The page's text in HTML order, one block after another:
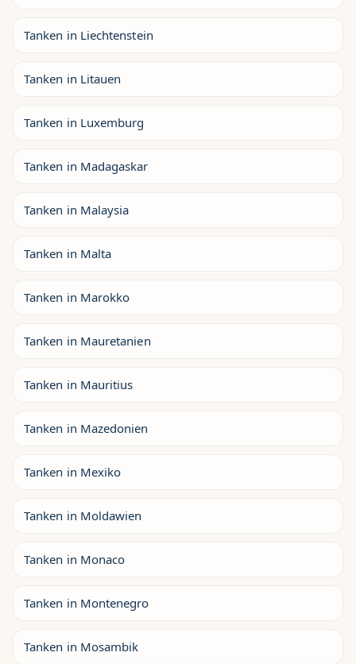
Tanken in Liechtenstein
Tanken in Litauen
Tanken in Luxemburg
Tanken in Madagaskar
Tanken in Malaysia
Tanken in Malta
Tanken in Marokko
Tanken in Mauretanien
Tanken in Mauritius
Tanken in Mazedonien
Tanken in Mexiko
Tanken in Moldawien
Tanken in Monaco
Tanken in Montenegro
Tanken in Mosambik